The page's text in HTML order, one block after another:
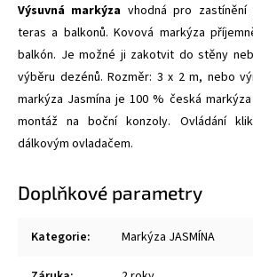
Výsuvná markýza vhodná pro
teras a balkonů. Kovová markýza
balkón. Je možné ji zakotvit do stěny
výběru dezénů. Rozměr: 3 x 2 m, nebo
markýza Jasmína je 100 % česká
montáž na boční konzoly. Ovládání
dálkovým ovladačem.
Doplňkové parametry
Kategorie: Markýza JASMÍNA